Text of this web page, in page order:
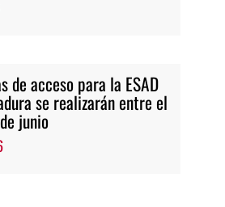
de acceso para la ESAD
se realizarán entre el
junio